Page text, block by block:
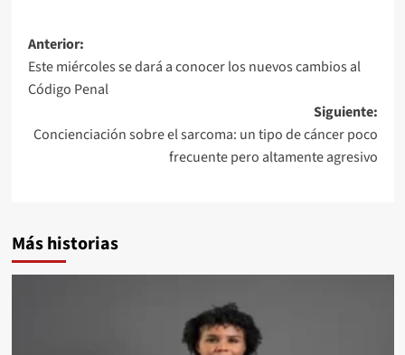
Anterior:
Este miércoles se dará a conocer los nuevos cambios al
Código Penal
Siguiente:
Concienciación sobre el sarcoma: un tipo de cáncer poco
frecuente pero altamente agresivo
Más historias